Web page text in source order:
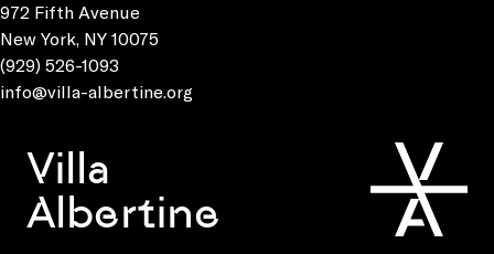
972 Fifth Avenue
New York, NY 10075
(929) 526-1093
info@villa-albertine.org
Villa
Albertine